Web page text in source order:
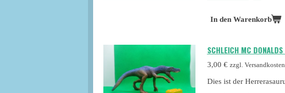
In den Warenkorb
SCHLEICH MC
3,00 € zzgl. Versandkosten
Dies ist der